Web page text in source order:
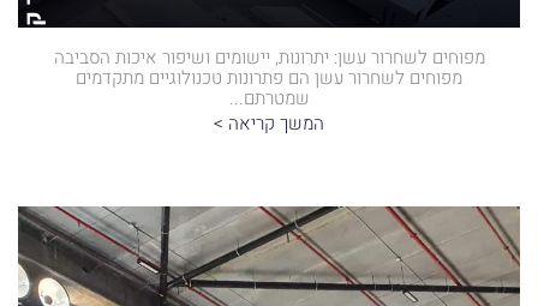
מפוחים לשחרור עשן: יתרונות, יישומים ושיפור איכות הסביבה
מפוחים לשחרור עשן הם פתרונות טכנולוגיים מתקדמים
שמטרתם...
המשך קריאה >